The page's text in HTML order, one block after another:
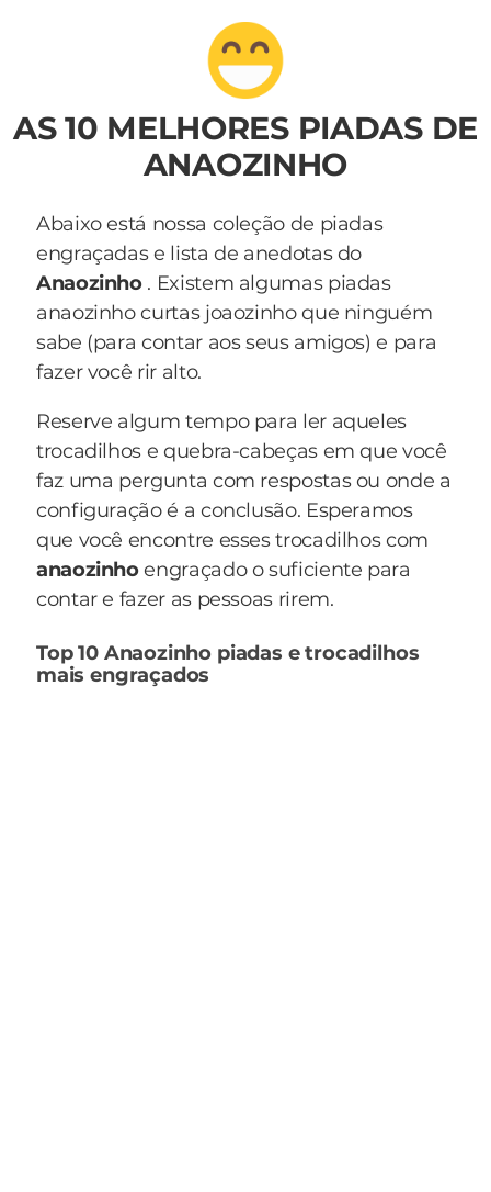
AS 10 MELHORES PIADAS DE
ANAOZINHO
Abaixo está nossa coleção de piadas
engraçadas e lista de anedotas do
Anaozinho. Existem algumas piadas
anaozinho curtas joaozinho que ninguém
sabe (para contar aos seus amigos) e para
fazer você rir alto.
Reserve algum tempo para ler aqueles
trocadilhos e quebra-cabeças em que você
faz uma pergunta com respostas ou onde a
configuração é a conclusão. Esperamos
que você encontre esses trocadilhos com
anaozinhoengraçado o suficiente para
contar e fazer as pessoas rirem.
Top 10 Anaozinho piadas e trocadilhos
mais engraçados